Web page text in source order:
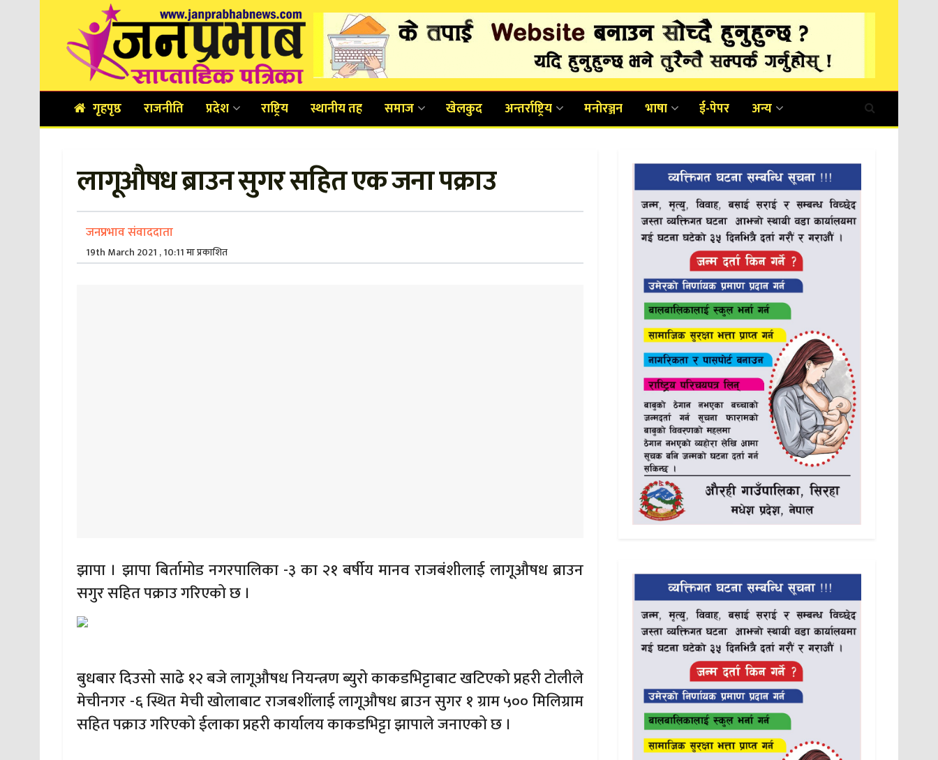
गृहपृष्ठ राजनीति प्रदेश राष्ट्रिय स्थानीय तह समाज खेलकुद अन्तर्राष्ट्रिय मनोरञ्जन भाषा ई-पेपर अन्य
लागूऔषध ब्राउन सुगर सहित एक जना पक्राउ
जनप्रभाव संवाददाता
19th March 2021 , 10:11 मा प्रकाशित
झापा । झापा बिर्तामोड नगरपालिका -३ का २१ बर्षीय मानव राजबंशीलाई लागूऔषध ब्राउन
सगुर सहित पक्राउ गरिएको छ ।
बुधबार दिउसो साढे १२ बजे लागूऔषध नियन्त्रण ब्युरो काकडभिट्टाबाट खटिएको प्रहरी टोलीले
मेचीनगर -६ स्थित मेची खोलाबाट राजबशींलाई लागूऔषध ब्राउन सुगर १ ग्राम ५०० मिलिग्राम
सहित पक्राउ गरिएको ईलाका प्रहरी कार्यालय काकडभिट्टा झापाले जनाएको छ ।